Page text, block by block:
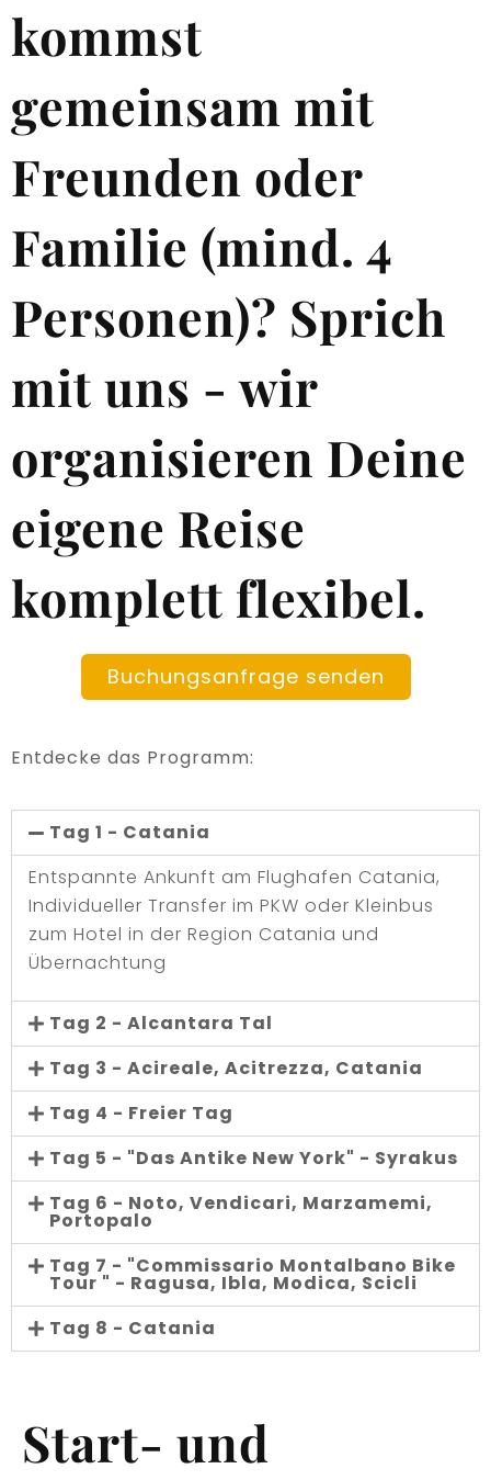
kommst
gemeinsam mit
Freunden oder
Familie (mind. 4
Personen)? Sprich
mit uns - wir
organisieren Deine
eigene Reise
komplett flexibel.
Buchungsanfrage senden
Entdecke das Programm:
Tag 1 - Catania
Entspannte Ankunft am Flughafen Catania,
Individueller Transfer im PKW oder Kleinbus
zum Hotel in der Region Catania und
Übernachtung
Tag 2 - Alcantara Tal
Tag 3 - Acireale, Acitrezza, Catania
Tag 4 - Freier Tag
Tag 5 - "Das Antike New York" - Syrakus
Tag 6 - Noto, Vendicari, Marzamemi,
Portopalo
Tag 7 - "Commissario Montalbano Bike
Tour " - Ragusa, Ibla, Modica, Scicli
Tag 8 - Catania
Start- und